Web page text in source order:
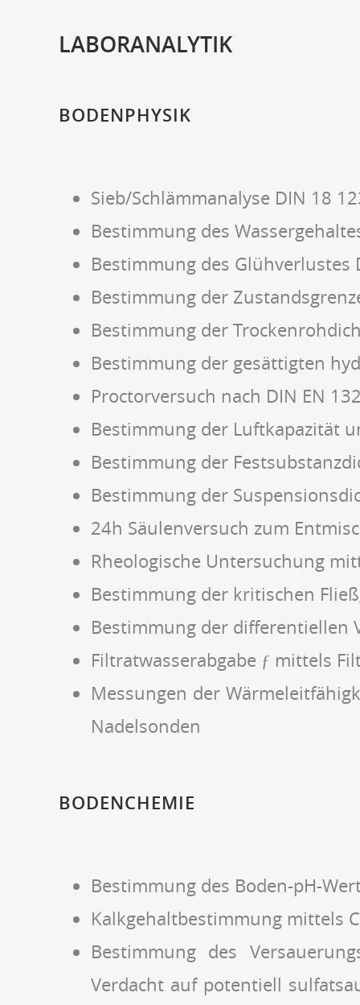
LABORANALYTIK
BODENPHYSIK
Sieb/Schlämmanalyse DIN 18
Bestimmung des
Bestimmung des Glühverlustes
Bestimmung der
Bestimmung der
Bestimmung der gesättigten
Proctorversuch nach DIN EN
Bestimmung der Luftkapazität
Bestimmung der
Bestimmung der
24h Säulenversuch zum
Rheologische Untersuchung
Bestimmung der kritischen
Bestimmung der differentiellen
Filtratwasserabgabe ƒ mittels
Messungen der
Nadelsonden
BODENCHEMIE
Bestimmung des Boden-pH-
Kalkgehaltbestimmung mittels
Bestimmung des
Verdacht auf potentiell